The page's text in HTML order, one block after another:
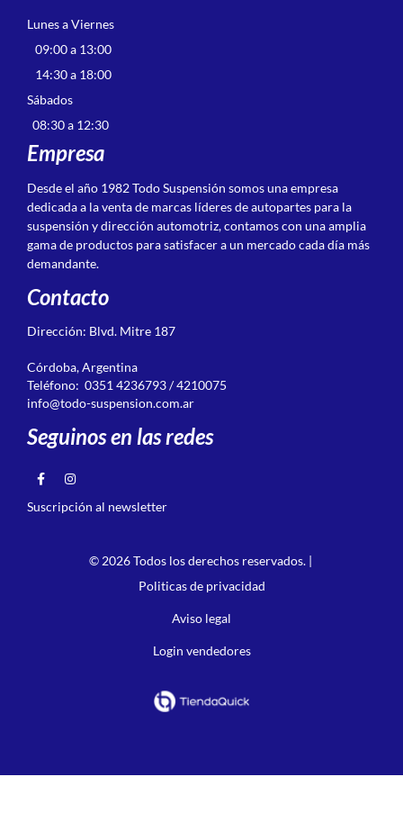
Lunes a Viernes
09:00 a 13:00
14:30 a 18:00
Sábados
08:30 a 12:30
Empresa
Desde el año 1982 Todo Suspensión somos una empresa
dedicada a la venta de marcas líderes de autopartes para la
suspensión y dirección automotriz, contamos con una amplia
gama de productos para satisfacer a un mercado cada día más
demandante.
Contacto
Dirección: Blvd. Mitre 187
Córdoba, Argentina
Teléfono: 0351 4236793 / 4210075
info@todo-suspension.com.ar
Seguinos en las redes
Suscripción al newsletter
© 2026 Todos los derechos reservados. |
Politicas de privacidad
Aviso legal
Login vendedores